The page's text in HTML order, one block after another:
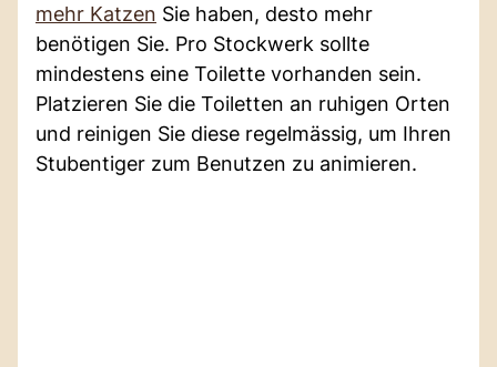
mehr Katzen Sie haben, desto mehr
benötigen Sie. Pro Stockwerk sollte
mindestens eine Toilette vorhanden sein.
Platzieren Sie die Toiletten an ruhigen Orten
und reinigen Sie diese regelmässig, um Ihren
Stubentiger zum Benutzen zu animieren.